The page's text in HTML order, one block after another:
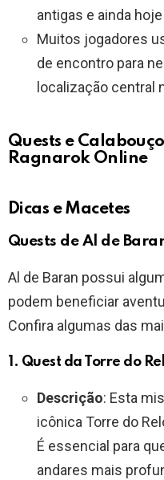
antigas e ainda
Muitos jogadores
de encontro para
localização central
Quests e
Ragnarok Online
Dicas e Macetes
Quests de Al de
Al de Baran possui
podem beneficiar
Confira algumas das
1. Quest da Torre do
Descrição: Esta
icônica Torre do
É essencial para
andares mais